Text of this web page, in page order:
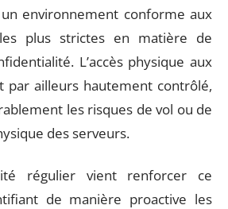
environnement conforme aux
plus strictes en matière de
L’accès physique aux
par ailleurs hautement contrôlé,
les risques de vol ou de
des serveurs.
régulier vient renforcer ce
de manière proactive les